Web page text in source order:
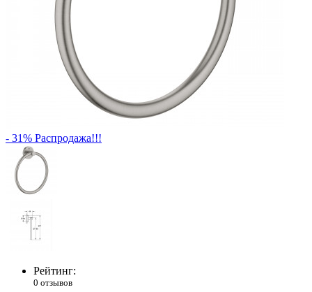
- 31% Распродажа!!!
Рейтинг:
0 отзывов